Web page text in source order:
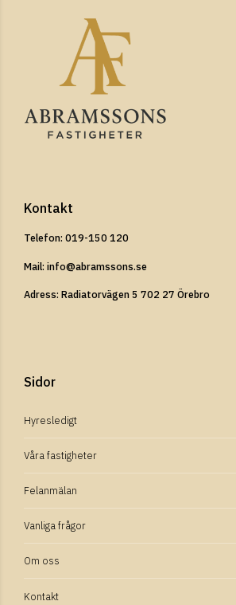
Kontakt
Telefon: 019-150 120
Mail: info@abramssons.se
Adress: Radiatorvägen 5 702 27 Örebro
Sidor
Hyresledigt
Våra fastigheter
Felanmälan
Vanliga frågor
Om oss
Kontakt